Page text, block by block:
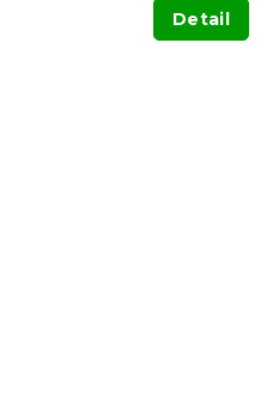
Detail